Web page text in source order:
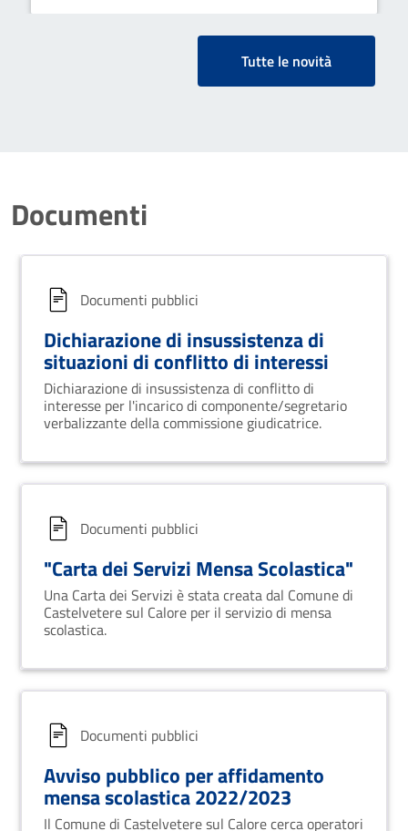
Tutte le novità
Documenti
Documenti pubblici
Dichiarazione di insussistenza di
situazioni di conflitto di interessi
Dichiarazione di insussistenza di conflitto di
interesse per l'incarico di componente/segretario
verbalizzante della commissione giudicatrice.
Documenti pubblici
"Carta dei Servizi Mensa Scolastica"
Una Carta dei Servizi è stata creata dal Comune di
Castelvetere sul Calore per il servizio di mensa
scolastica.
Documenti pubblici
Avviso pubblico per affidamento
mensa scolastica 2022/2023
Il Comune di Castelvetere sul Calore cerca operatori